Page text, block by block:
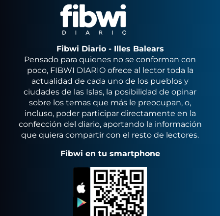
Fibwi Diario - Illes Balears
Pensado para quienes no se conforman con
poco, FIBWI DIARIO ofrece al lector toda la
actualidad de cada uno de los pueblos y
ciudades de las Islas, la posibilidad de opinar
sobre los temas que más le preocupan, o,
incluso, poder participar directamente en la
confección del diario, aportando la información
que quiera compartir con el resto de lectores.
Fibwi en tu smartphone